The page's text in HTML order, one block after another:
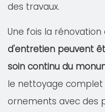
des travaux.
Une fois la
d'entretien peuvent
soin continu du
le nettoyage
ornements avec des